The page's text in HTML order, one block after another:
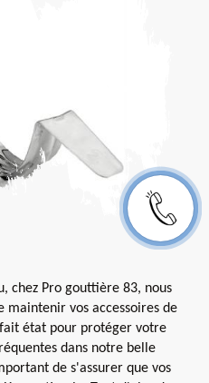
chez Pro gouttière 83, nous
maintenir vos accessoires de
état pour protéger votre
dans notre belle
de s'assurer que vos